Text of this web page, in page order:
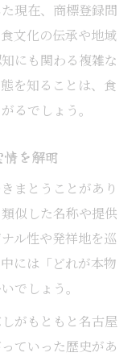
現在、商標登録問
文化の伝承や地域
にも関わる複雑な
を知ることは、食
るでしょう。
を解明
まとうことがあり
似した名称や提供
ル性や発祥地を巡
には「どれが本物
でしょう。
がもともと名古屋
ていった歴史があ